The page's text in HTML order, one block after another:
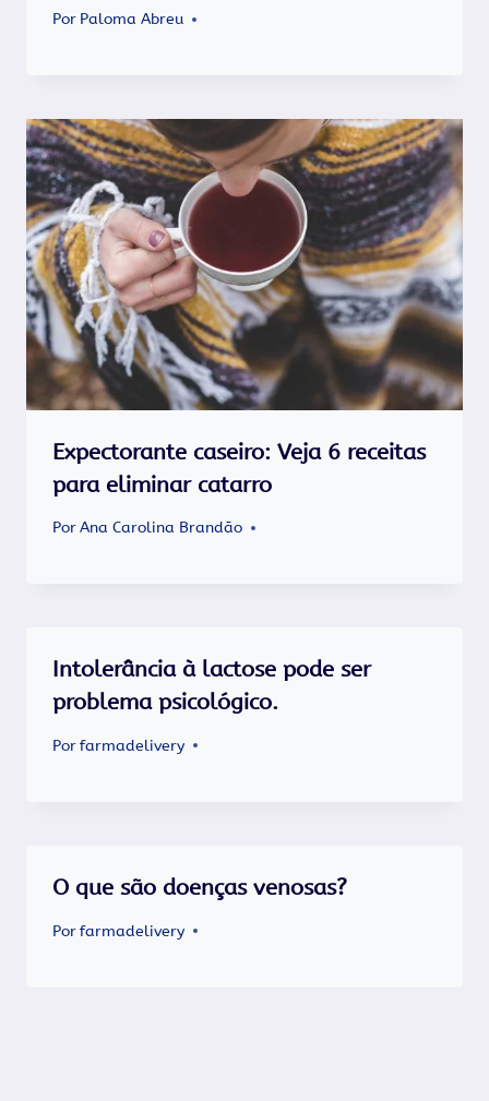
Por Paloma Abreu
Expectorante caseiro: Veja 6 receitas
para eliminar catarro
PorAna Carolina Brandão
Intolerância à lactose pode ser
problema psicológico.
Porfarmadelivery
O que são doenças venosas?
Porfarmadelivery